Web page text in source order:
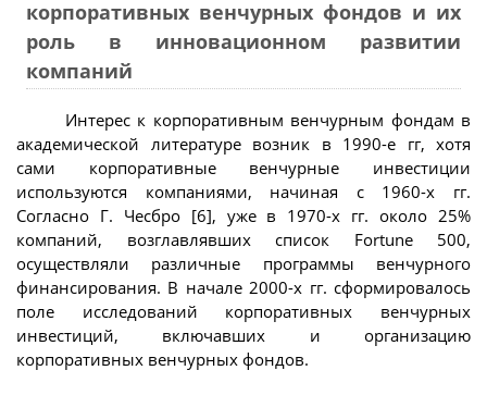
корпоративных венчурных фондов и их
роль в инновационном развитии
компаний
Интерес к корпоративным венчурным фондам в
академической литературе возник в 1990-е гг, хотя
сами корпоративные венчурные инвестиции
используются компаниями, начиная с 1960-х гг.
Согласно Г. Чесбро [6], уже в 1970-х гг. около 25%
компаний, возглавлявших список Fortune 500,
осуществляли различные программы венчурного
финансирования. В начале 2000-х гг. сформировалось
поле исследований корпоративных венчурных
инвестиций, включавших и организацию
корпоративных венчурных фондов.